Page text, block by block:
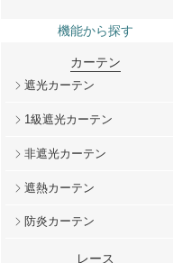
機能から探す
カーテン
遮光カーテン
1級遮光カーテン
非遮光カーテン
遮熱カーテン
防炎カーテン
レース